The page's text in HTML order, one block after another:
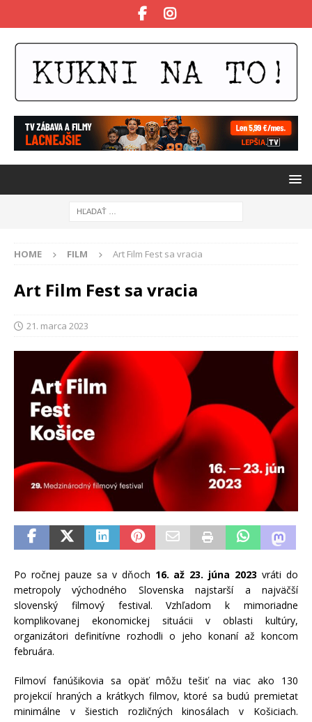
HOME FILM Art Film Fest sa vracia
Art Film Fest sa vracia
21. marca 2023
Po ročnej pauze sa v dňoch 16. až 23. júna 2023 vráti do
metropoly východného Slovenska najstarší a najväčší
slovenský filmový festival. Vzhľadom k mimoriadne
komplikovanej ekonomickej situácii v oblasti kultúry,
organizátori definitívne rozhodli o jeho konaní až koncom
februára.
Filmoví fanúšikovia sa opäť môžu tešiť na viac ako 130
projekcií hraných a krátkych filmov, ktoré sa budú premietať
minimálne v šiestich rozličných kinosálach v Košiciach.